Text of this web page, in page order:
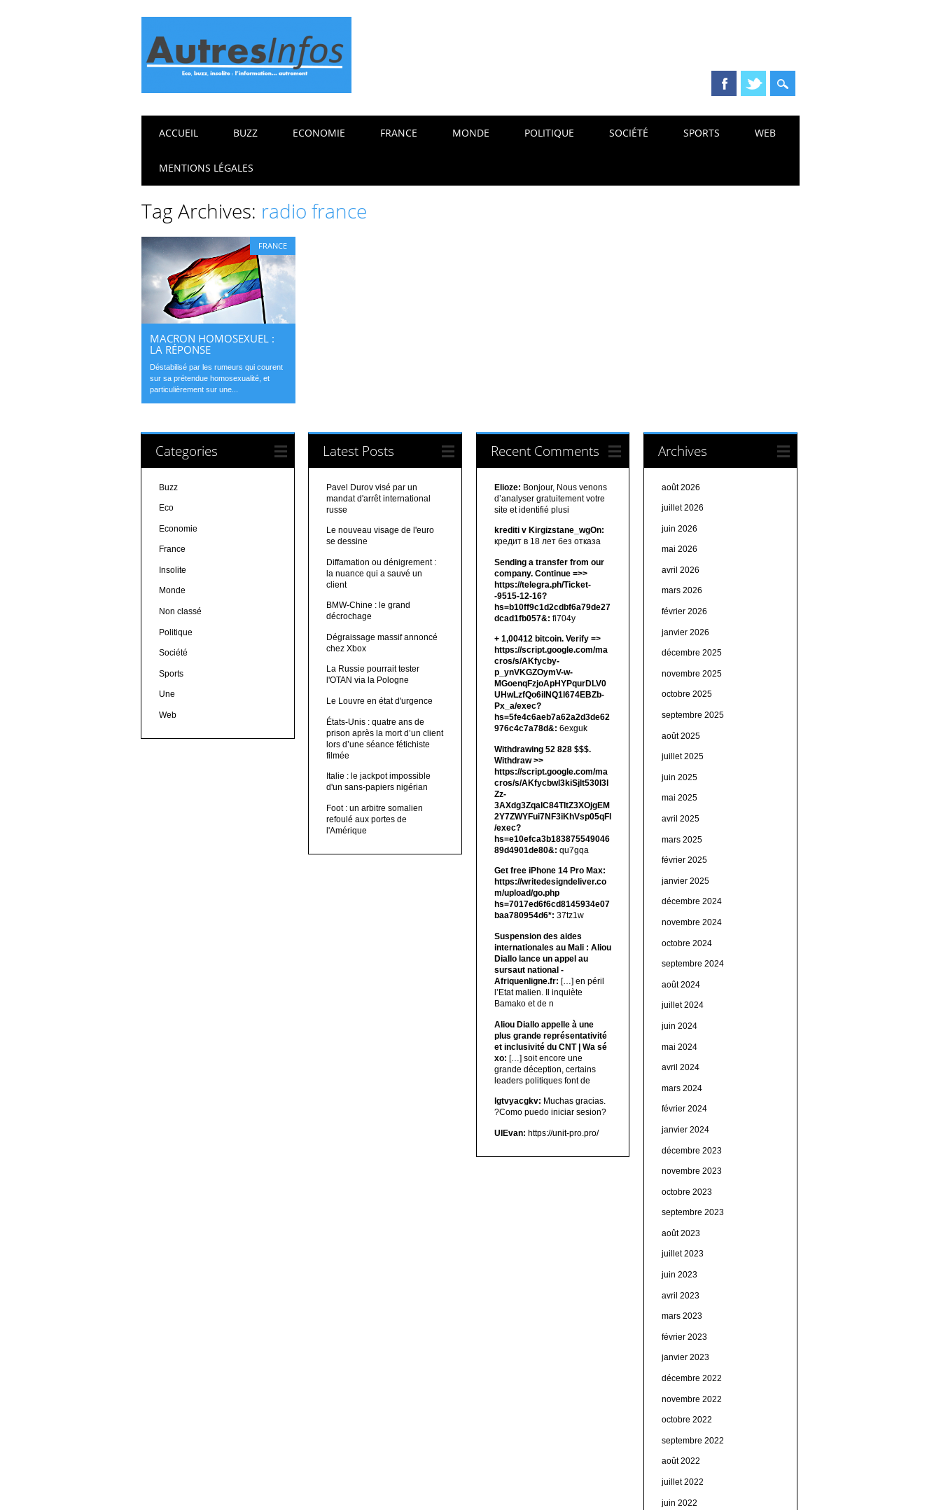
Main menu
ACCUEIL BUZZ ECONOMIE FRANCE MONDE POLITIQUE SOCIÉTÉ SPORTS WEB
MENTIONS LÉGALES
Tag Archives: radio france
FRANCE
MACRON HOMOSEXUEL :
LA RÉPONSE
Déstabilisé par les rumeurs qui courent
sur sa prétendue homosexualité, et
particulièrement sur une...
Categories
Buzz
Eco
Economie
France
Insolite
Monde
Non classé
Politique
Société
Sports
Une
Web
Latest Posts
Pavel Durov visé par un
mandat d'arrêt international
russe
Le nouveau visage de l'euro
se dessine
Diffamation ou dénigrement :
la nuance qui a sauvé un
client
BMW-Chine : le grand
décrochage
Dégraissage massif annoncé
chez Xbox
La Russie pourrait tester
l'OTAN via la Pologne
Le Louvre en état d'urgence
États-Unis : quatre ans de
prison après la mort d’un client
lors d’une séance fétichiste
filmée
Italie : le jackpot impossible
d'un sans-papiers nigérian
Foot : un arbitre somalien
refoulé aux portes de
l'Amérique
Recent Comments
Elioze: Bonjour, Nous venons
d’analyser gratuitement votre
site et identifié plusi
krediti v Kirgizstane_wgOn:
кредит в 18 лет без отказа
Sending a transfer from our
company. Continue =>>
https://telegra.ph/Ticket-
-9515-12-16?
hs=b10ff9c1d2cdbf6a79de27
dcad1fb057&: fi704y
+ 1,00412 bitсоin. Verify =>
https://script.google.com/ma
cros/s/AKfycby-
p_ynVKGZOymV-w-
MGoenqFzjoApHYPqurDLV0
UHwLzfQo6ilNQ1l674EBZb-
Px_a/exec?
hs=5fe4c6aeb7a62a2d3de62
976c4c7a78d&: 6exguk
Withdrawing 52 828 $$$.
Withdrаw >>
https://script.google.com/ma
cros/s/AKfycbwl3kiSjlt530I3l
Zz-
3AXdg3ZqalC84TltZ3XOjgEM
2Y7ZWYFui7NF3iKhVsp05qFl
/exec?
hs=e10efca3b183875549046
89d4901de80&: qu7gqa
Get free iPhone 14 Pro Max:
https://writedesigndeliver.co
m/upload/go.php
hs=7017ed6f6cd8145934e07
baa780954d6*: 37tz1w
Suspension des aides
internationales au Mali : Aliou
Diallo lance un appel au
sursaut national -
Afriquenligne.fr: […] en péril
l’Etat malien. Il inquiète
Bamako et de n
Aliou Diallo appelle à une
plus grande représentativité
et inclusivité du CNT | Wa sé
xo: […] soit encore une
grande déception, certains
leaders politiques font de
lgtvyacgkv: Muchas gracias.
?Como puedo iniciar sesion?
UIEvan: https://unit-pro.pro/
Archives
août 2026
juillet 2026
juin 2026
mai 2026
avril 2026
mars 2026
février 2026
janvier 2026
décembre 2025
novembre 2025
octobre 2025
septembre 2025
août 2025
juillet 2025
juin 2025
mai 2025
avril 2025
mars 2025
février 2025
janvier 2025
décembre 2024
novembre 2024
octobre 2024
septembre 2024
août 2024
juillet 2024
juin 2024
mai 2024
avril 2024
mars 2024
février 2024
janvier 2024
décembre 2023
novembre 2023
octobre 2023
septembre 2023
août 2023
juillet 2023
juin 2023
avril 2023
mars 2023
février 2023
janvier 2023
décembre 2022
novembre 2022
octobre 2022
septembre 2022
août 2022
juillet 2022
juin 2022